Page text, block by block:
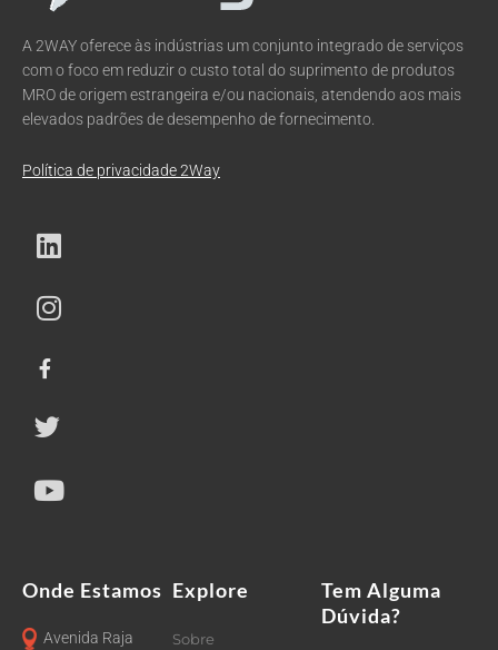
A 2WAY oferece às indústrias um conjunto integrado de serviços
com o foco em reduzir o custo total do suprimento de produtos
MRO de origem estrangeira e/ou nacionais, atendendo aos mais
elevados padrões de desempenho de fornecimento.
Política de privacidade 2Way
Onde Estamos
Avenida Raja
Explore
Sobre
Tem Alguma
Dúvida?